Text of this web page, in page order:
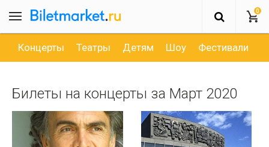
0
Концерты Театры Детям Шоу Фестивали
Билеты на концерты за Март 2020